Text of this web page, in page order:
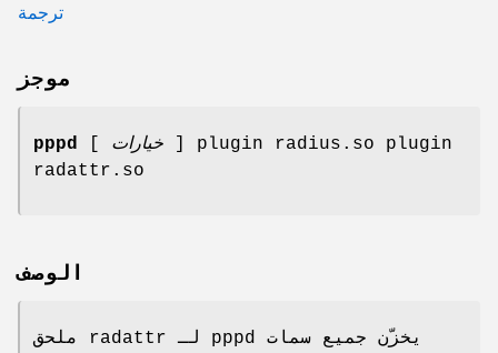
ترجمة
موجز
pppd خيارات ] plugin radius.so plugin
radattr.so
الوصف
ملحق radattr لـ pppd يخزّن جميع سمات